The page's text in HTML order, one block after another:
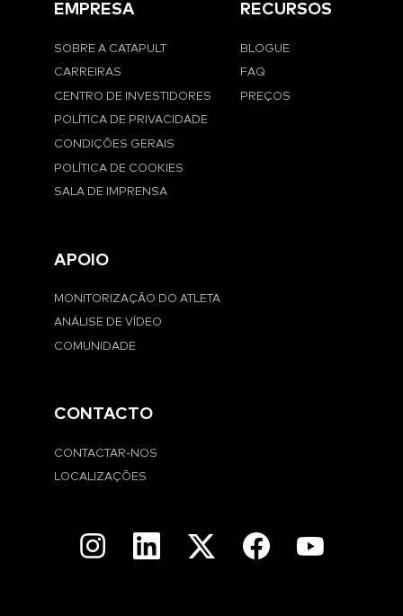
EMPRESA
SOBRE A CATAPULT
CARREIRAS
CENTRO DE INVESTIDORES
POLÍTICA DE PRIVACIDADE
CONDIÇÕES GERAIS
POLÍTICA DE COOKIES
SALA DE IMPRENSA
RECURSOS
BLOGUE
FAQ
PREÇOS
APOIO
MONITORIZAÇÃO DO ATLETA
ANÁLISE DE VÍDEO
COMUNIDADE
CONTACTO
CONTACTAR-NOS
LOCALIZAÇÕES